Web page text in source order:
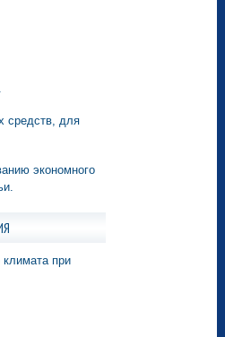
средств, для
экономного
климата при